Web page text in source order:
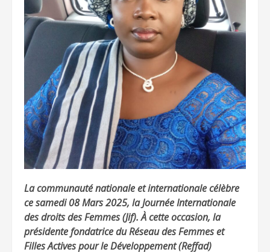
La communauté nationale et internationale célèbre
ce samedi 08 Mars 2025, la Journée Internationale
des droits des Femmes (Jif). À cette occasion, la
présidente fondatrice du Réseau des Femmes et
Filles Actives pour le Développement (Reffad)